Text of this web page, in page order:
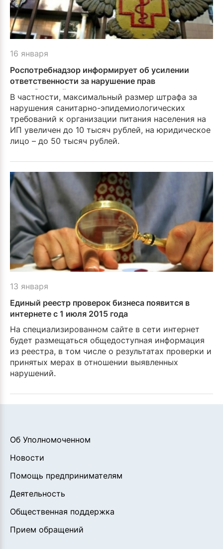
16 января
Роспотребнадзор информирует об усилении
ответственности за нарушение прав
потребителей
В частности, максимальный размер штрафа за
нарушения санитарно-эпидемиологических
требований к организации питания населения на
ИП увеличен до 10 тысяч рублей, на юридическое
лицо – до 50 тысяч рублей.
13 января
Единый реестр проверок бизнеса появится в
интернете с 1 июля 2015 года
На специализированном сайте в сети интернет
будет размещаться общедоступная информация
из реестра, в том числе о результатах проверки и
принятых мерах в отношении выявленных
нарушений.
Об Уполномоченном
Новости
Помощь предпринимателям
Деятельность
Общественная поддержка
Прием обращений